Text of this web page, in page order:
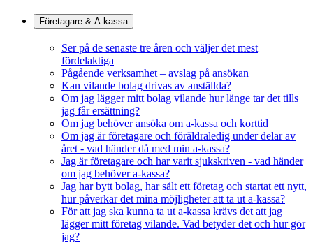
Företagare & A-kassa
Ser på de senaste tre åren och väljer det mest
fördelaktiga
Pågående verksamhet – avslag på ansökan
Kan vilande bolag drivas av anställda?
Om jag lägger mitt bolag vilande hur länge tar det tills
jag får ersättning?
Om jag behöver ansöka om a-kassa och korttid
Om jag är företagare och föräldraledig under delar av
året - vad händer då med min a-kassa?
Jag är företagare och har varit sjukskriven - vad händer
om jag behöver a-kassa?
Jag har bytt bolag, har sålt ett företag och startat ett nytt,
hur påverkar det mina möjligheter att ta ut a-kassa?
För att jag ska kunna ta ut a-kassa krävs det att jag
lägger mitt företag vilande. Vad betyder det och hur gör
jag?